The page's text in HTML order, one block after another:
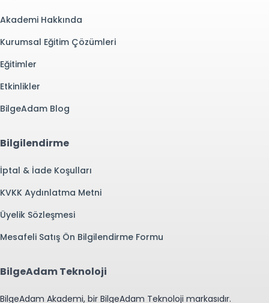
Akademi Hakkında
Kurumsal Eğitim Çözümleri
Eğitimler
Etkinlikler
BilgeAdam Blog
Bilgilendirme
İptal & İade Koşulları
KVKK Aydınlatma Metni
Üyelik Sözleşmesi
Mesafeli Satış Ön Bilgilendirme Formu
BilgeAdam Teknoloji
BilgeAdam Akademi, bir BilgeAdam Teknoloji markasıdır.